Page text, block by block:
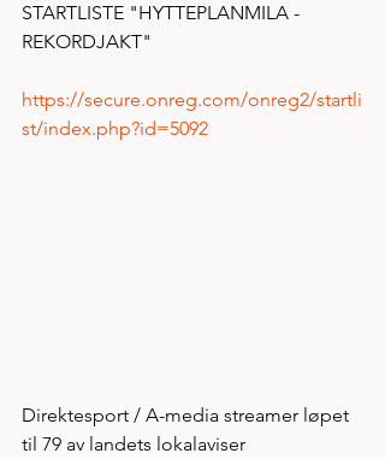
STARTLISTE "HYTTEPLANMILA -
REKORDJAKT"
https://secure.onreg.com/onreg2/startli
st/index.php?id=5092
Direktesport / A-media streamer løpet
til 79 av landets lokalaviser